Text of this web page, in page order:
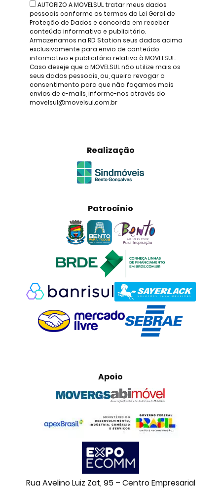
AUTORIZO A MOVELSUL tratar meus dados
pessoais conforme os termos da Lei Geral de
Proteção de Dados e concordo em receber
conteúdo informativo e publicitário.
Armazenamos na RD Station seus dados acima
exclusivamente para envio de conteúdo
informativo e publicitário relativo à MOVELSUL.
Caso deseje que a MOVELSUL não utilize mais os
seus dados pessoais, ou, queira revogar o
consentimento para que não façamos mais
envios de e-mails, informe-nos através do
movelsul@movelsul.com.br
Realização
Patrocínio
Apoio
Rua Avelino Luiz Zat, 95 – Centro Empresarial